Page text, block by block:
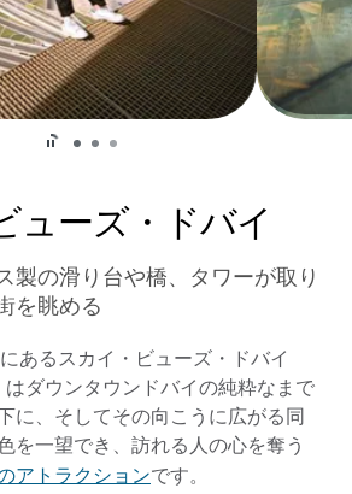
ューズ・ドバイ
製の滑り台や橋、タワーが取り
を眺める
あるスカイ・ビューズ・ドバイ
はダウンタウンドバイの純粋なまで
に、そしてその向こうに広がる同
を一望でき、訪れる人の心を奪う
アトラクションです。